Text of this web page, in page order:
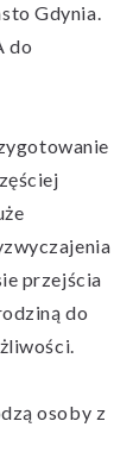
Gdynia.
do
przejścia
do
osoby z